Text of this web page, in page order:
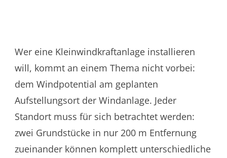
Wer eine Kleinwindkraftanlage installieren
will, kommt an einem Thema nicht vorbei:
dem Windpotential am geplanten
Aufstellungsort der Windanlage. Jeder
Standort muss für sich betrachtet werden:
zwei Grundstücke in nur 200 m Entfernung
zueinander können komplett unterschiedliche